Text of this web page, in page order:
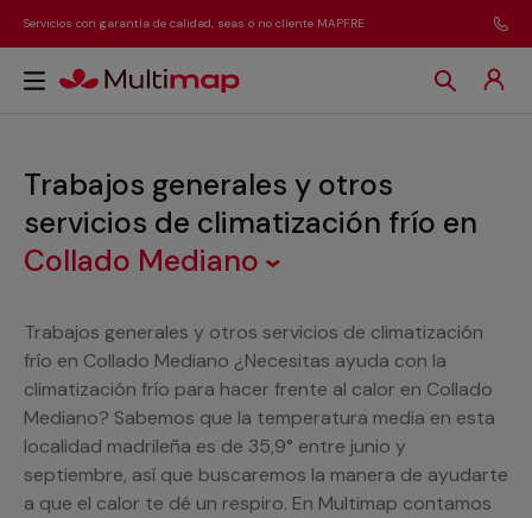
Servicios con garantía de calidad, seas o no cliente MAPFRE
Trabajos generales y otros
servicios de climatización frío en
Collado Mediano
Trabajos generales y otros servicios de climatización
frío en Collado Mediano ¿Necesitas ayuda con la
climatización frío para hacer frente al calor en Collado
Mediano? Sabemos que la temperatura media en esta
localidad madrileña es de 35,9° entre junio y
septiembre, así que buscaremos la manera de ayudarte
a que el calor te dé un respiro. En Multimap contamos